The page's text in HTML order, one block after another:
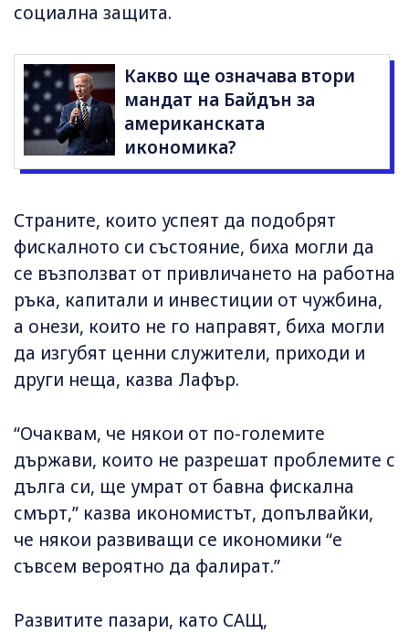
социална защита.
Какво ще означава втори
мандат на Байдън за
американската
икономика?
Страните, които успеят да подобрят
фискалното си състояние, биха могли да
се възползват от привличането на работна
ръка, капитали и инвестиции от чужбина,
а онези, които не го направят, биха могли
да изгубят ценни служители, приходи и
други неща, казва Лафър.
“Очаквам, че някои от по-големите
държави, които не разрешат проблемите с
дълга си, ще умрат от бавна фискална
смърт,” казва икономистът, допълвайки,
че някои развиващи се икономики “е
съвсем вероятно да фалират.”
Развитите пазари, като САЩ,